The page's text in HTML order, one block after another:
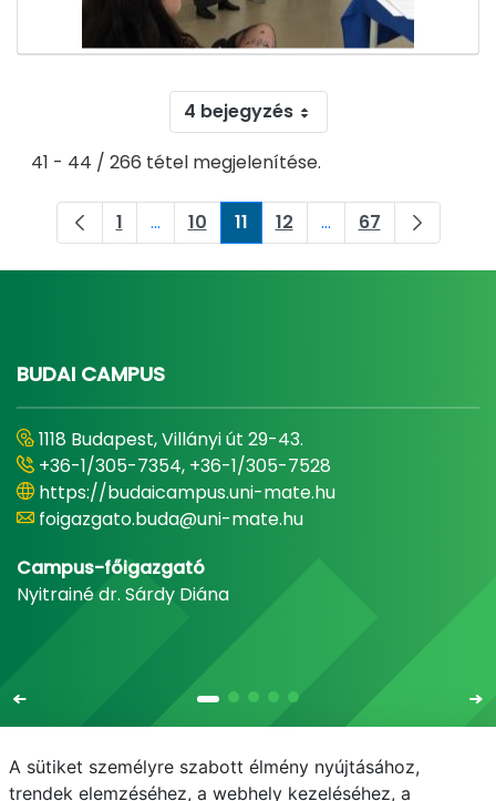
4 bejegyzés
41 - 44 / 266 tétel megjelenítése.
Oldal
1 ...Köztes oldalak Navigáljon a TAB
Oldal
10 Oldal
11 Oldal
12 ...Köztes oldalak
Oldal
67
BUDAI CAMPUS
1118 Budapest, Villányi út 29-43.
+36-1/305-7354, +36-1/305-7528
https://budaicampus.uni-mate.hu
foigazgato.buda@uni-mate.hu
Campus-főigazgató
Nyitrainé dr. Sárdy Diána
A sütiket személyre szabott élmény nyújtásához,
trendek elemzéséhez, a webhely kezeléséhez, a